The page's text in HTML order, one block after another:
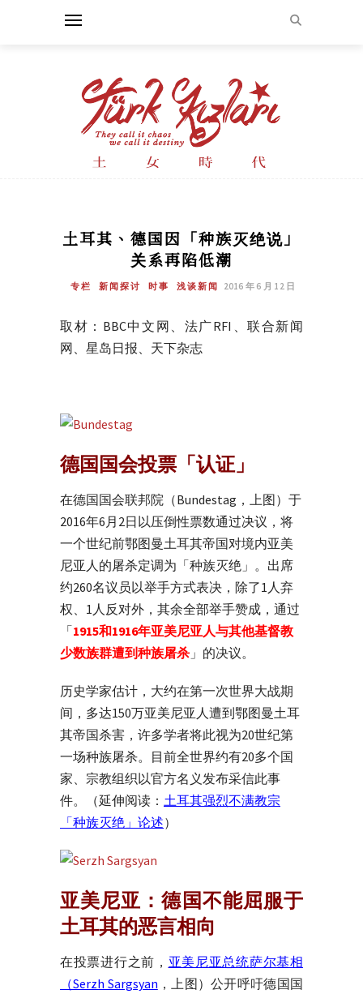
土耳其、德国因「种族灭绝说」
关系再陷低潮
专栏 新闻探讨 时事 浅谈新闻 2016 年 6 月 12 日
取材：BBC中文网、法广RFI、联合新闻
网、星岛日报、天下杂志
德国国会投票「认证」
在德国国会联邦院（Bundestag，上图）于
2016年6月2日以压倒性票数通过决议，将
一个世纪前鄂图曼土耳其帝国对境内亚美
尼亚人的屠杀定调为「种族灭绝」。出席
约260名议员以举手方式表决，除了1人弃
权、1人反对外，其余全部举手赞成，通过
「1915和1916年亚美尼亚人与其他基督教
少数族群遭到种族屠杀 」的决议。
历史学家估计，大约在第一次世界大战期
间，多达150万亚美尼亚人遭到鄂图曼土耳
其帝国杀害，许多学者将此视为20世纪第
一场种族屠杀。目前全世界约有20多个国
家、宗教组织以官方名义发布采信此事
件。（延伸阅读： 土耳其强烈不满教宗
「种族灭绝」论述）
亚美尼亚：德国不能屈服于
土耳其的恶言相向
在投票进行之前， 亚美尼亚总统萨尔基相
（Serzh Sargsyan ，上图）公开呼吁德国国